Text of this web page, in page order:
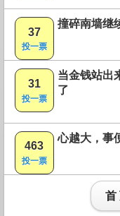
37
投一票
撞碎南墙继
31
投一票
当金钱站出
了
463
投一票
心越大，事
首